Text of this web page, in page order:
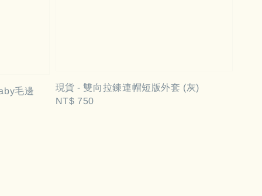
毛邊
現貨 - 雙向拉鍊連帽短版外套 (灰)
Regular
NT$ 750